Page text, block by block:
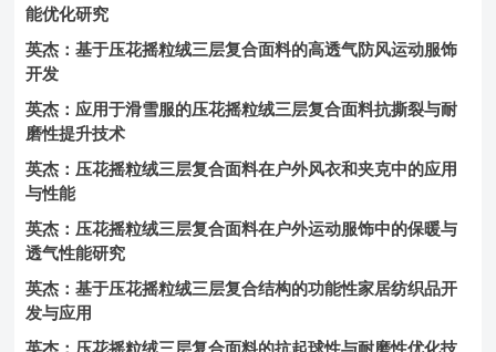
能优化研究
英杰：基于压花摇粒绒三层复合面料的高透气防风运动服饰
开发
英杰：应用于滑雪服的压花摇粒绒三层复合面料抗撕裂与耐
磨性提升技术
英杰：压花摇粒绒三层复合面料在户外风衣和夹克中的应用
与性能
英杰：压花摇粒绒三层复合面料在户外运动服饰中的保暖与
透气性能研究
英杰：基于压花摇粒绒三层复合结构的功能性家居纺织品开
发与应用
英杰：压花摇粒绒三层复合面料的抗起球性与耐磨性优化技